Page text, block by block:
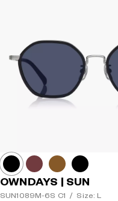
OWNDAYS | SUN
SUN1089M-6S C1 / Size: L